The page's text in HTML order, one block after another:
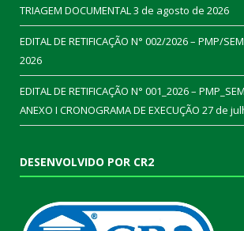
TRIAGEM DOCUMENTAL3 de agosto de 2026
EDITAL DE RETIFICAÇÃO N° 002/2026 – PMP/
2026
EDITAL DE RETIFICAÇÃO N° 001_2026 –
ANEXO I CRONOGRAMA DE EXECUÇÃO 27 de
DESENVOLVIDO POR CR2